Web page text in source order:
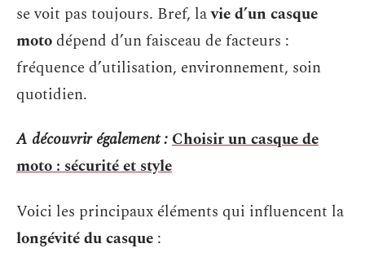
se voit pas toujours. Bref, lavie d’un casque
motodépend d’un faisceau de facteurs :
fréquence d’utilisation, environnement, soin
quotidien.
A découvrir également :Choisir un casque de
moto : sécurité et style
Voici les principaux éléments qui influencent la
longévité du casque :